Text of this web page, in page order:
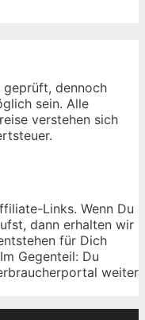
geprüft, dennoch
sein. Alle
verstehen sich
Links. Wenn Du
dann erhalten wir
für Dich
Gegenteil: Du
weiter